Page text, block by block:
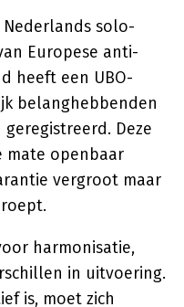
Nederlands solo-
Europese anti-
heeft een UBO-
belanghebbenden
Deze
mate openbaar
vergroot maar
harmonisatie,
in uitvoering.
is, moet zich